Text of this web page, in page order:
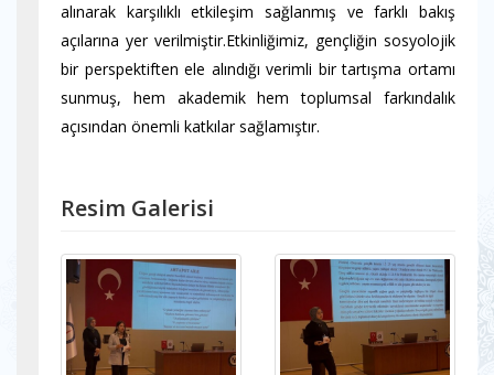
alınarak karşılıklı etkileşim sağlanmış ve farklı bakış
açılarına yer verilmiştir.Etkinliğimiz, gençliğin sosyolojik
bir perspektiften ele alındığı verimli bir tartışma ortamı
sunmuş, hem akademik hem toplumsal farkındalık
açısından önemli katkılar sağlamıştır.
Resim Galerisi